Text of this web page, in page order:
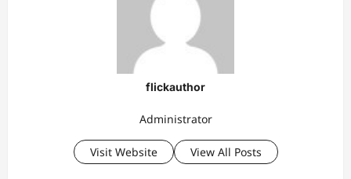
flickauthor
Administrator
Visit Website View All Posts